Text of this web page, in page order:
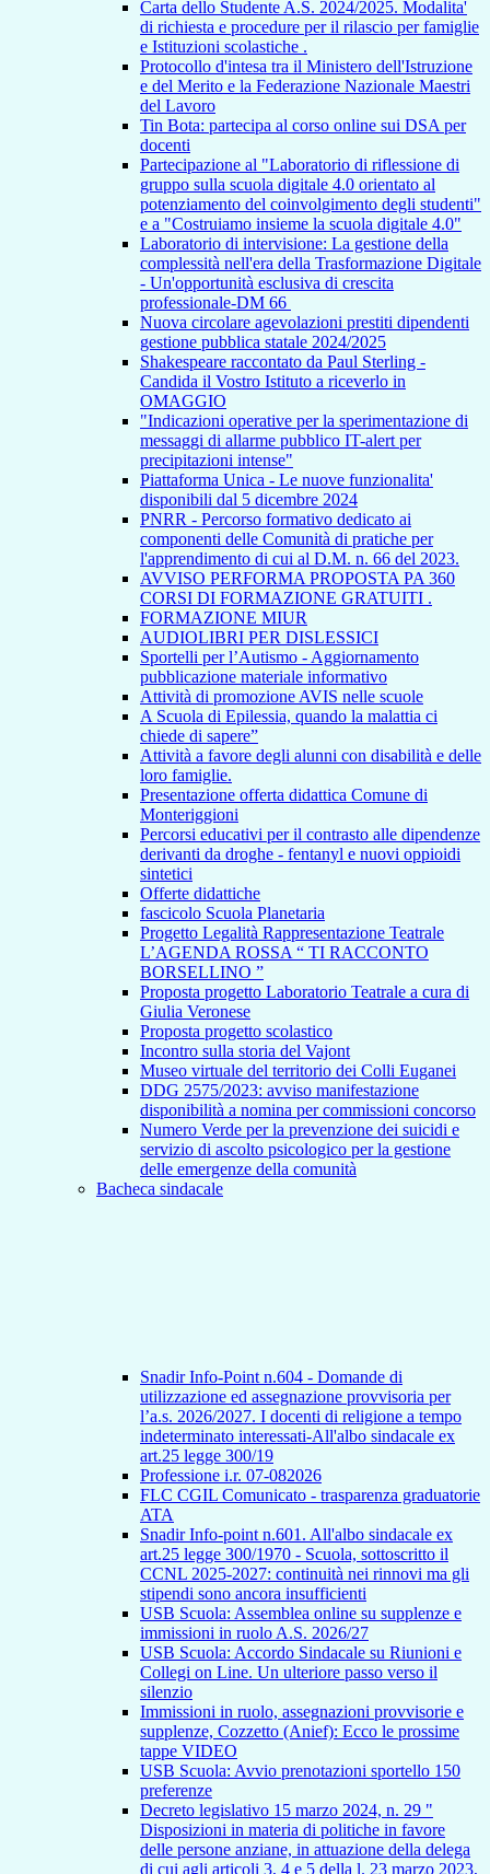
Carta dello Studente A.S. 2024/2025. Modalita'
di richiesta e procedure per il rilascio per famiglie
e Istituzioni scolastiche .
Protocollo d'intesa tra il Ministero dell'Istruzione
e del Merito e la Federazione Nazionale Maestri
del Lavoro
Tin Bota: partecipa al corso online sui DSA per
docenti
Partecipazione al "Laboratorio di riflessione di
gruppo sulla scuola digitale 4.0 orientato al
potenziamento del coinvolgimento degli studenti"
e a "Costruiamo insieme la scuola digitale 4.0"
Laboratorio di intervisione: La gestione della
complessità nell'era della Trasformazione Digitale
- Un'opportunità esclusiva di crescita
professionale-DM 66
Nuova circolare agevolazioni prestiti dipendenti
gestione pubblica statale 2024/2025
Shakespeare raccontato da Paul Sterling -
Candida il Vostro Istituto a riceverlo in
OMAGGIO
"Indicazioni operative per la sperimentazione di
messaggi di allarme pubblico IT-alert per
precipitazioni intense"
Piattaforma Unica - Le nuove funzionalita'
disponibili dal 5 dicembre 2024
PNRR - Percorso formativo dedicato ai
componenti delle Comunità di pratiche per
l'apprendimento di cui al D.M. n. 66 del 2023.
AVVISO PERFORMA PROPOSTA PA 360
CORSI DI FORMAZIONE GRATUITI .
FORMAZIONE MIUR
AUDIOLIBRI PER DISLESSICI
Sportelli per l’Autismo - Aggiornamento
pubblicazione materiale informativo
Attività di promozione AVIS nelle scuole
A Scuola di Epilessia, quando la malattia ci
chiede di sapere”
Attività a favore degli alunni con disabilità e delle
loro famiglie.
Presentazione offerta didattica Comune di
Monteriggioni
Percorsi educativi per il contrasto alle dipendenze
derivanti da droghe - fentanyl e nuovi oppioidi
sintetici
Offerte didattiche
fascicolo Scuola Planetaria
Progetto Legalità Rappresentazione Teatrale
L’AGENDA ROSSA “ TI RACCONTO
BORSELLINO ”
Proposta progetto Laboratorio Teatrale a cura di
Giulia Veronese
Proposta progetto scolastico
Incontro sulla storia del Vajont
Museo virtuale del territorio dei Colli Euganei
DDG 2575/2023: avviso manifestazione
disponibilità a nomina per commissioni concorso
Numero Verde per la prevenzione dei suicidi e
servizio di ascolto psicologico per la gestione
delle emergenze della comunità
Bacheca sindacale
Snadir Info-Point n.604 - Domande di
utilizzazione ed assegnazione provvisoria per
l’a.s. 2026/2027. I docenti di religione a tempo
indeterminato interessati-All'albo sindacale ex
art.25 legge 300/19
Professione i.r. 07-082026
FLC CGIL Comunicato - trasparenza graduatorie
ATA
Snadir Info-point n.601. All'albo sindacale ex
art.25 legge 300/1970 - Scuola, sottoscritto il
CCNL 2025-2027: continuità nei rinnovi ma gli
stipendi sono ancora insufficienti
USB Scuola: Assemblea online su supplenze e
immissioni in ruolo A.S. 2026/27
USB Scuola: Accordo Sindacale su Riunioni e
Collegi on Line. Un ulteriore passo verso il
silenzio
Immissioni in ruolo, assegnazioni provvisorie e
supplenze, Cozzetto (Anief): Ecco le prossime
tappe VIDEO
USB Scuola: Avvio prenotazioni sportello 150
preferenze
Decreto legislativo 15 marzo 2024, n. 29 "
Disposizioni in materia di politiche in favore
delle persone anziane, in attuazione della delega
di cui agli articoli 3, 4 e 5 della l. 23 marzo 2023,